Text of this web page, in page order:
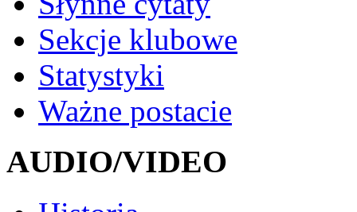
Sekcje klubowe
Statystyki
Ważne postacie
AUDIO/VIDEO